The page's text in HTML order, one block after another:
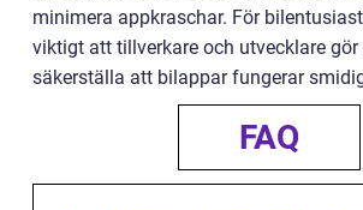
minimera appkraschar. För
viktigt att tillverkare och utvecklare
säkerställa att bilappar fungerar
FAQ